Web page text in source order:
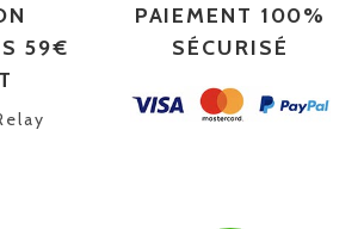
59€
PAIEMENT 100%
SÉCURISÉ